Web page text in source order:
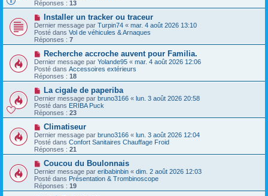
s
s
a
g
e
e
a
u
m
e
s
s
a
g
e
Réponses : 13
N
o
u
v
e
a
u
m
e
s
s
a
g
e
Installer un tracker ou traceur
Dernier message par Turpin74 « mar. 4 août 2026 13:10
Posté dans Vol de véhicules & Arnaques
Réponses : 7
N
o
u
v
e
a
u
m
e
s
s
a
g
e
Recherche accroche auvent pour Familia.
Dernier message par Yolande95 « mar. 4 août 2026 12:06
Posté dans Accessoires extérieurs
Réponses : 18
N
o
u
v
e
a
m
e
s
s
a
g
e
La cigale de paperiba
Dernier message par bruno3166 « lun. 3 août 2026 20:58
Posté dans ERIBA Puck
Réponses : 23
N
o
u
v
e
a
m
e
s
Climatiseur
Dernier message par bruno3166 « lun. 3 août 2026 12:04
Posté dans Confort Sanitaires Chauffage Froid
Réponses : 21
N
o
u
v
e
Coucou du Boulonnais
Dernier message par eribabinbin « dim. 2 août 2026 12:03
Posté dans Présentation & Trombinoscope
Réponses : 19